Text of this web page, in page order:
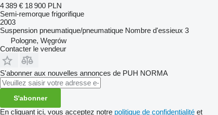
4 389 € 18 900 PLN
Semi-remorque frigorifique
2003
Suspension pneumatique/pneumatique Nombre d'essieux 3
Pologne, Węgrów
Contacter le vendeur
S'abonner aux nouvelles annonces de PUH NORMA
S'abonner
En cliquant ici, vous acceptez notre politique de confidentialité et